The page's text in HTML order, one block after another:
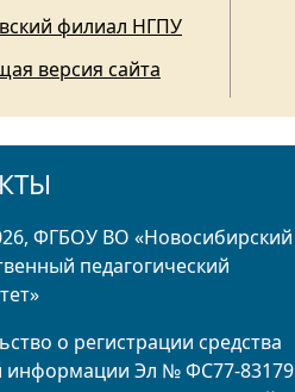
филиал НГПУ
версия сайта
ФГБОУ ВО «Новосибирский
педагогический
о регистрации средства
информации Эл № ФС77-